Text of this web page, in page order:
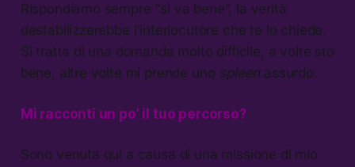
Rispondiamo sempre “sì va bene”, la verità
destabilizzerebbe l’interlocutore che te lo chiede.
Si tratta di una domanda molto difficile, a volte sto
bene, altre volte mi prende uno spleen assurdo.
Mi racconti un po’ il tuo percorso?
Sono venuta qui a causa di una missione di mio